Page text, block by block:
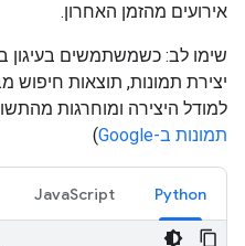
אירועים מהזמן האחרון.
יצירת תמונות, תוצאות חיפוש
למודל היצירה ומוחרגות
תמונות ב-Google
)
Python
JavaScript